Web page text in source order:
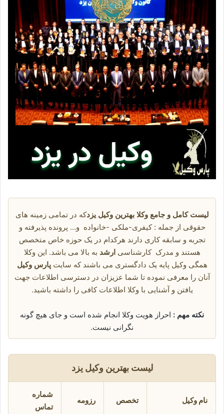
لیست کامل و جامع وکلا بهترین وکیل یزدکه در تمامی زمینه های
حقوقی از جمله : کیفری-ملکی -خانواده و… پرونده پذیرفته و
تجربه و سابقه کاری دارند هرکدام در یک حوزه خاص متخصص
هستند و مدرک کارشناسی ارشد به بالا می باشد. این وکلا
همگی وکیل پایه یک دادگستری می باشند که سایت پارس وکیل
آنان را معرفی نموده تا شما عزیزان در دسترسی اطلاعات جهت
یافتن و آشنایی با وکلا اطلاعات کافی را داشته باشید.
نکته مهم : احراز هویت وکلا انجام شده است و جای هیچ گونه
نگرانی نیست.
لیست بهترین وکیل یزد
نام وکیل تخصص رزومه
شماره
تماس